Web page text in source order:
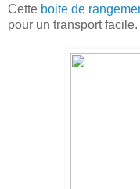
Cette boite de
pour un transport facile.